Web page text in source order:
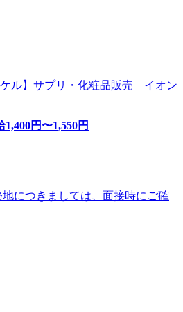
ル】サプリ・化粧品販売 イオン
1,400円〜1,550円
につきましては、面接時にご確